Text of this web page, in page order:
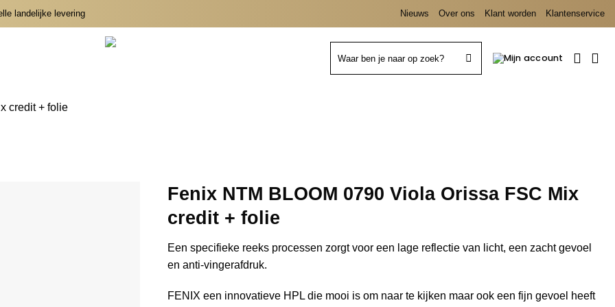
landelijke levering Nieuws Over ons Klant worden Klantenservice
naar:
credit + folie
Fenix NTM BLOOM 0790 Viola Orissa FSC Mix
credit + folie
Een specifieke reeks processen zorgt voor een lage reflectie van licht, een zacht gevoel
en anti-vingerafdruk.
FENIX een innovatieve HPL die mooi is om naar te kijken maar ook een fijn gevoel heeft